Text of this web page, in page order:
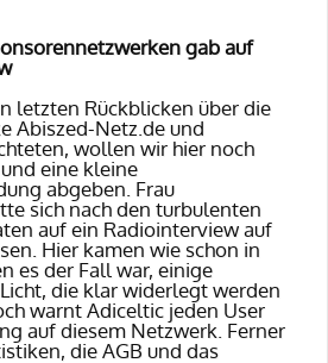
gab auf
letzten Rückblicken über die
Abiszed-Netz.de und
wollen wir hier noch
eine kleine
abgeben. Frau
sich nach den turbulenten
auf ein Radiointerview auf
Hier kamen wie schon in
es der Fall war, einige
die klar widerlegt werden
warnt Adiceltic jeden User
auf diesem Netzwerk. Ferner
die AGB und das